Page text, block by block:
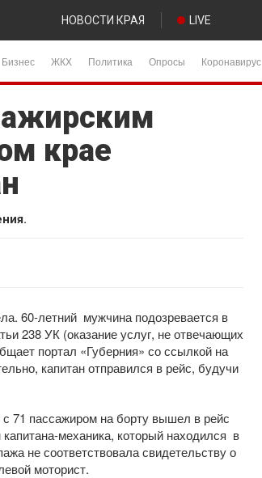
НОВОСТИ КРАЯ LIVE
Бизнес ЖКХ Политика Опросы Коронавирус
крае
60-летний мужчина подозревается в
238 УК (оказание услуг, не отвечающих
портал «Губерния» со ссылкой на
капитан отправился в рейс, будучи
71 пассажиром на борту вышел в рейс
механика, который находился в
не соответствовала свидетельству о
моторист.